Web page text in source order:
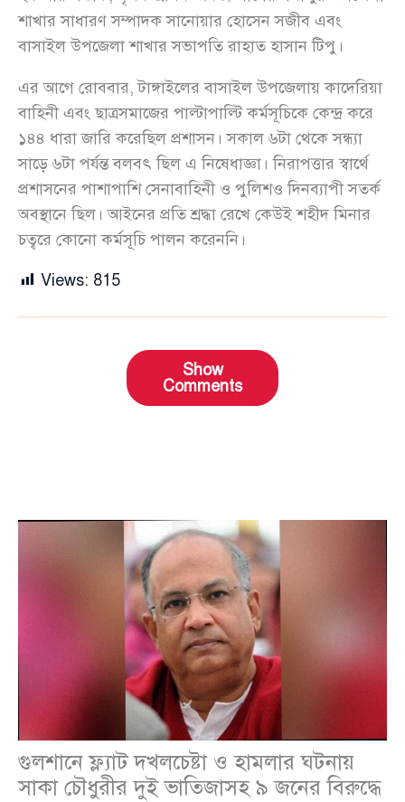
শাখার সাধারণ সম্পাদক সানোয়ার হোসেন সজীব এবং
বাসাইল উপজেলা শাখার সভাপতি রাহাত হাসান টিপু।
এর আগে রোববার, টাঙ্গাইলের বাসাইল উপজেলায় কাদেরিয়া
বাহিনী এবং ছাত্রসমাজের পাল্টাপাল্টি কর্মসূচিকে কেন্দ্র করে
১৪৪ ধারা জারি করেছিল প্রশাসন। সকাল ৬টা থেকে সন্ধ্যা
সাড়ে ৬টা পর্যন্ত বলবৎ ছিল এ নিষেধাজ্ঞা। নিরাপত্তার স্বার্থে
প্রশাসনের পাশাপাশি সেনাবাহিনী ও পুলিশও দিনব্যাপী সতর্ক
অবস্থানে ছিল। আইনের প্রতি শ্রদ্ধা রেখে কেউই শহীদ মিনার
চত্বরে কোনো কর্মসূচি পালন করেননি।
Views: 815
Show
Comments
গুলশানে ফ্ল্যাট দখলচেষ্টা ও হামলার ঘটনায়
সাকা চৌধুরীর দুই ভাতিজাসহ ৯ জনের বিরুদ্ধে